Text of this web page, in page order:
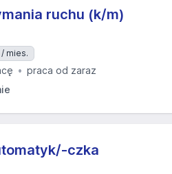
ruchu (k/m)
mies.
praca od zaraz
czka